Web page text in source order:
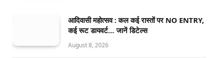
आदिवासी महोत्सव : कल कई रास्तों पर NO ENTRY,
कई रूट डायवर्ट… जानें डिटेल्स
August 8, 2026